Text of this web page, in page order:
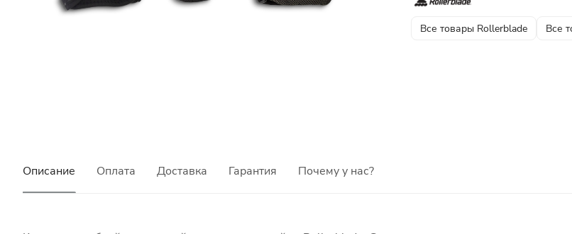
Все товары Rollerblade Все
Описание Оплата Доставка Гарантия Почему у нас?